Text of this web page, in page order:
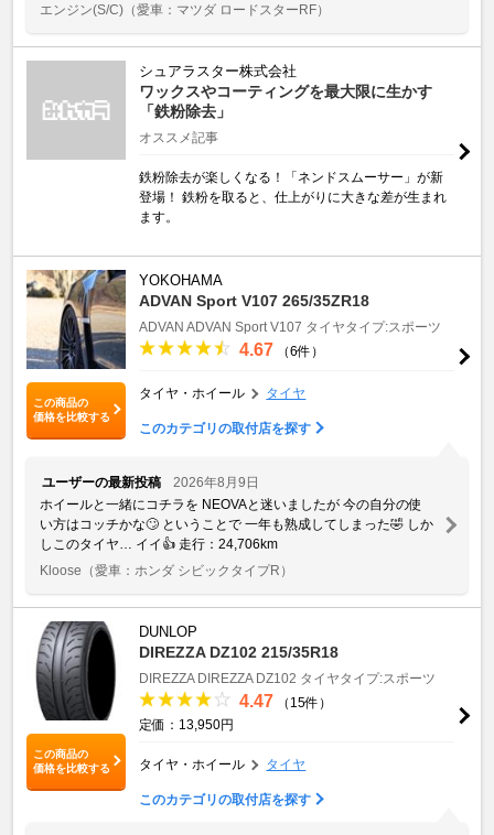
エンジン(S/C) （愛車：マツダ ロードスターRF）
シュアラスター株式会社
ワックスやコーティングを最大限に生かす
「鉄粉除去」
オススメ記事
鉄粉除去が楽しくなる！「ネンドスムーサー」が新
登場！ 鉄粉を取ると、仕上がりに大きな差が生まれ
ます。
この商品の
価格を比較する
YOKOHAMA
ADVAN Sport V107 265/35ZR18
ADVAN ADVAN Sport V107 タイヤタイプ:スポーツ
4.67 （6件）
タイヤ・ホイール タイヤ
このカテゴリの取付店を探す
ユーザーの最新投稿
2026年8月9日
ホイールと一緒にコチラを NEOVAと迷いましたが 今の自分の使
い方はコッチかな🙄 ということで 一年も熟成してしまった🤣 しか
しこのタイヤ… イイ👍 走行：24,706km
Kloose （愛車：ホンダ シビックタイプR）
この商品の
価格を比較する
DUNLOP
DIREZZA DZ102 215/35R18
DIREZZA DIREZZA DZ102 タイヤタイプ:スポーツ
4.47
（15件）
定価：13,950円
タイヤ・ホイール タイヤ
このカテゴリの取付店を探す